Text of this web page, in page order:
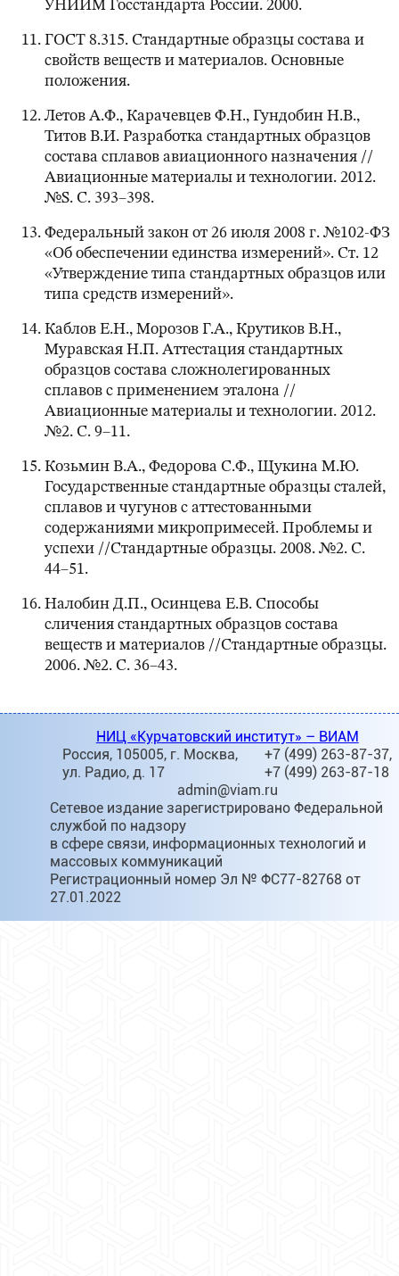
УНИИМ Госстандарта России. 2000.
ГОСТ 8.315. Стандартные образцы состава и
свойств веществ и материалов. Основные
положения.
Летов А.Ф., Карачевцев Ф.Н., Гундобин Н.В.,
Титов В.И. Разработка стандартных образцов
состава сплавов авиационного назначения //
Авиационные материалы и технологии. 2012.
№S. C. 393–398.
Федеральный закон от 26 июля 2008 г. №102-ФЗ
«Об обеспечении единства измерений». Ст. 12
«Утверждение типа стандартных образцов или
типа средств измерений».
Каблов Е.Н., Морозов Г.А., Крутиков В.Н.,
Муравская Н.П. Аттестация стандартных
образцов состава сложнолегированных
сплавов с применением эталона //
Авиационные материалы и технологии. 2012.
№2. C. 9–11.
Козьмин В.А., Федорова С.Ф., Щукина М.Ю.
Государственные стандартные образцы сталей,
сплавов и чугунов с аттестованными
содержаниями микропримесей. Проблемы и
успехи //Стандартные образцы. 2008. №2. C.
44–51.
Налобин Д.П., Осинцева Е.В. Способы
сличения стандартных образцов состава
веществ и материалов //Стандартные образцы.
2006. №2. C. 36–43.
НИЦ «Курчатовский институт» – ВИАМ
Россия, 105005, г. Москва,
ул. Радио, д. 17
+7 (499) 263-87-37,
+7 (499) 263-87-18
admin@viam.ru
Сетевое издание зарегистрировано Федеральной
службой по надзору
в сфере связи, информационных технологий и
массовых коммуникаций
Регистрационный номер Эл № ФС77-82768 от
27.01.2022